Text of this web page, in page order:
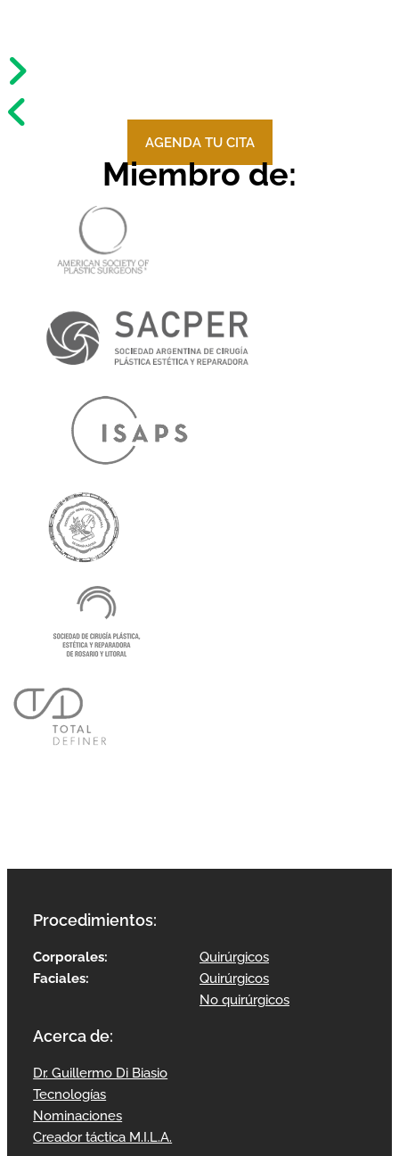
AGENDA TU CITA
Miembro de:
Procedimientos:
Corporales:
Quirúrgicos
Faciales:
Quirúrgicos
No quirúrgicos
Acerca de:
Dr. Guillermo Di Biasio
Tecnologías
Nominaciones
Creador táctica M.I.L.A.